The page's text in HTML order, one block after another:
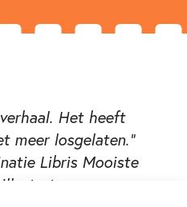
Het heeft
meer losgelaten.”
Libris Mooiste